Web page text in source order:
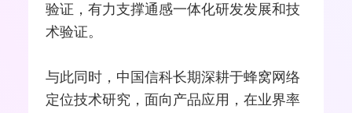
验证，有力支撑通感一体化研发发展和技
术验证。
与此同时，中国信科长期深耕于蜂窝网络
定位技术研究，面向产品应用，在业界率